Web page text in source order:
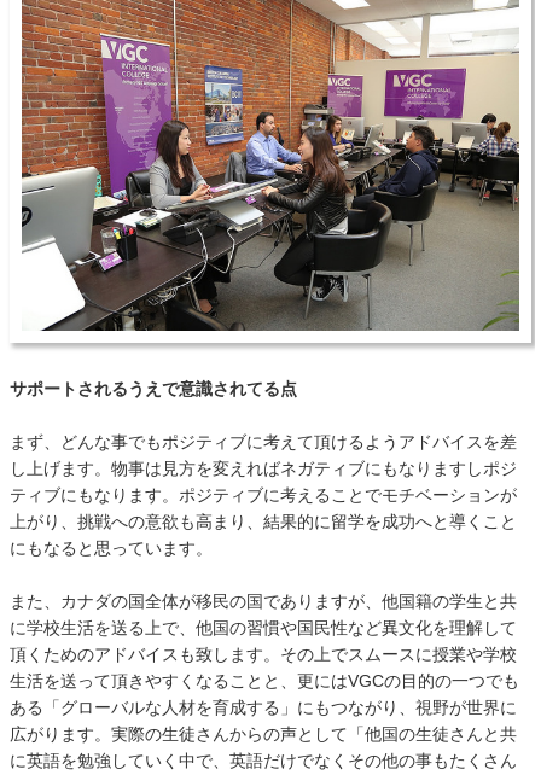
サポートされるうえで意識されてる点
まず、どんな事でもポジティブに考えて頂けるようアドバイスを差
し上げます。物事は見方を変えればネガティブにもなりますしポジ
ティブにもなります。ポジティブに考えることでモチベーションが
上がり、挑戦への意欲も高まり、結果的に留学を成功へと導くこと
にもなると思っています。
また、カナダの国全体が移民の国でありますが、他国籍の学生と共
に学校生活を送る上で、他国の習慣や国民性など異文化を理解して
頂くためのアドバイスも致します。その上でスムースに授業や学校
生活を送って頂きやすくなることと、更にはVGCの目的の一つでも
ある「グローバルな人材を育成する」にもつながり、視野が世界に
広がります。実際の生徒さんからの声として「他国の生徒さんと共
に英語を勉強していく中で、英語だけでなくその他の事もたくさん